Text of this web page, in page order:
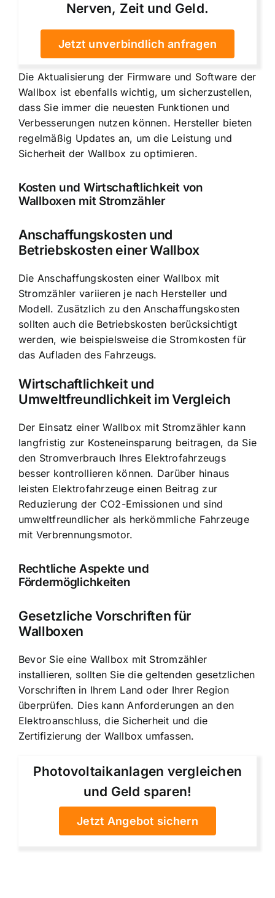
Nerven, Zeit und Geld.
Jetzt unverbindlich anfragen
Die Aktualisierung der Firmware und Software der
Wallbox ist ebenfalls wichtig, um sicherzustellen,
dass Sie immer die neuesten Funktionen und
Verbesserungen nutzen können. Hersteller bieten
regelmäßig Updates an, um die Leistung und
Sicherheit der Wallbox zu optimieren.
Kosten und Wirtschaftlichkeit von
Wallboxen mit Stromzähler
Anschaffungskosten und
Betriebskosten einer Wallbox
Die Anschaffungskosten einer Wallbox mit
Stromzähler variieren je nach Hersteller und
Modell. Zusätzlich zu den Anschaffungskosten
sollten auch die Betriebskosten berücksichtigt
werden, wie beispielsweise die Stromkosten für
das Aufladen des Fahrzeugs.
Wirtschaftlichkeit und
Umweltfreundlichkeit im Vergleich
Der Einsatz einer Wallbox mit Stromzähler kann
langfristig zur Kosteneinsparung beitragen, da Sie
den Stromverbrauch Ihres Elektrofahrzeugs
besser kontrollieren können. Darüber hinaus
leisten Elektrofahrzeuge einen Beitrag zur
Reduzierung der CO2-Emissionen und sind
umweltfreundlicher als herkömmliche Fahrzeuge
mit Verbrennungsmotor.
Rechtliche Aspekte und
Fördermöglichkeiten
Gesetzliche Vorschriften für
Wallboxen
Bevor Sie eine Wallbox mit Stromzähler
installieren, sollten Sie die geltenden gesetzlichen
Vorschriften in Ihrem Land oder Ihrer Region
überprüfen. Dies kann Anforderungen an den
Elektroanschluss, die Sicherheit und die
Zertifizierung der Wallbox umfassen.
Photovoltaikanlagen vergleichen
und Geld sparen!
Jetzt Angebot sichern